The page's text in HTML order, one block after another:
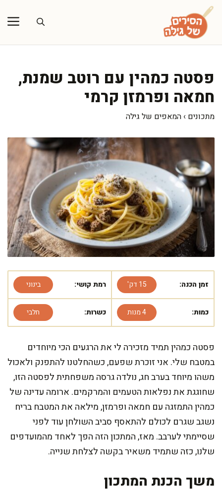
לדלג
לתוכן
פסטה כמהין עם רוטב שמנת,
חמאה ופרמזן קרמי
מתכונים › המאפים של גילה
זמן הכנה: 15 דק' רמת קושי: בינוני
כמות: 4 מנות כשרות: חלבי
פסטה כמהין תמיד מזכירה לי את הרגעים הכי מיוחדים
במטבח שלי. אני זוכרת שפעם, כשהחלטנו להתפנק ולאכול
משהו מיוחד בערב חג, נולדה גרסה משפחתית לפסטה הזו,
שחוגגת את נפלאות הטעמים והמרקמים. ארומה עדינה של
כמהין התמזגה עם חמאה ופרמזן, מילאה את המטבח בריח
נשגב שגרם לכולם להתאסף סביב השולחן עוד לפני
שסיימתי לערבב. מאז, המתכון הזה הפך לאחד מהמועדפים
שלנו, כזה שתמיד משאיר בקשה לצלחת שנייה.
משך הכנת המתכון